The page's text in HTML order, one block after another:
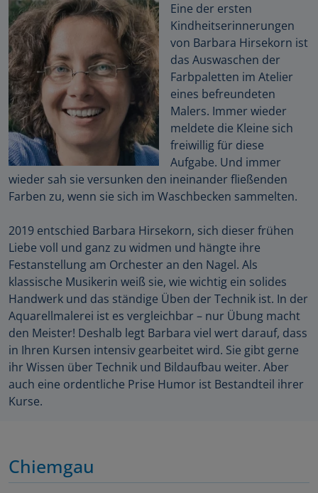
Eine der ersten
Kindheitserinnerungen
von Barbara Hirsekorn ist
das Auswaschen der
Farbpaletten im Atelier
eines befreundeten
Malers. Immer wieder
meldete die Kleine sich
freiwillig für diese
Aufgabe. Und immer
wieder sah sie versunken den ineinander fließenden
Farben zu, wenn sie sich im Waschbecken sammelten.
2019 entschied Barbara Hirsekorn, sich dieser frühen
Liebe voll und ganz zu widmen und hängte ihre
Festanstellung am Orchester an den Nagel. Als
klassische Musikerin weiß sie, wie wichtig ein solides
Handwerk und das ständige Üben der Technik ist. In der
Aquarellmalerei ist es vergleichbar – nur Übung macht
den Meister! Deshalb legt Barbara viel wert darauf, dass
in Ihren Kursen intensiv gearbeitet wird. Sie gibt gerne
ihr Wissen über Technik und Bildaufbau weiter. Aber
auch eine ordentliche Prise Humor ist Bestandteil ihrer
Kurse.
Chiemgau